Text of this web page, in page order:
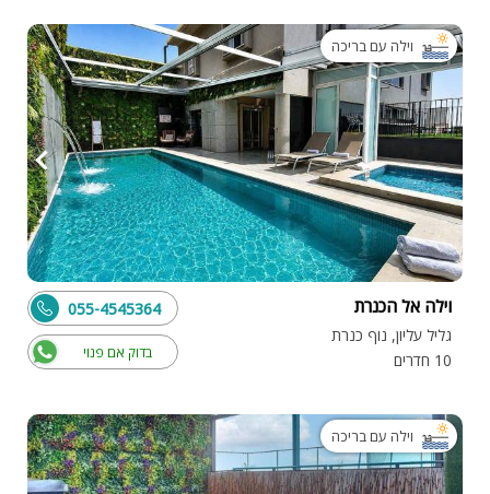
וילה עם בריכה
וילה אל הכנרת
גליל עליון, נוף כנרת
10 חדרים
בדוק אם פנוי
055-4545364
וילה עם בריכה